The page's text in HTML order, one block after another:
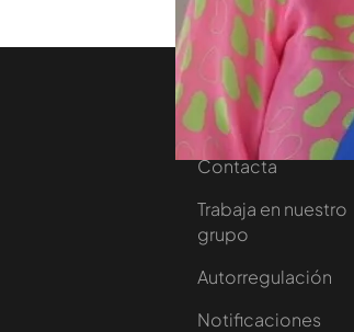
Nosotros
Contacta
Trabaja en nuestro
grupo
Autorregulación
Notificaciones